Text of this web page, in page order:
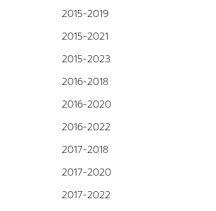
2015-2019
2015-2021
2015-2023
2016-2018
2016-2020
2016-2022
2017-2018
2017-2020
2017-2022